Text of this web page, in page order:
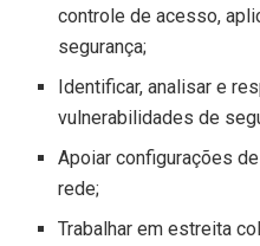
controle de acesso,
segurança;
Identificar, analisar e
vulnerabilidades de
Apoiar configurações
rede;
Trabalhar em estreita